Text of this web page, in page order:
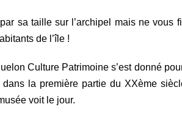
sa taille sur l’archipel mais ne vous
de l’île !
Culture Patrimoine s’est donné
la première partie du XXème
voit le jour.